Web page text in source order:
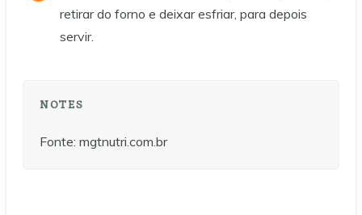
retirar do forno e deixar esfriar, para depois
servir.
NOTES
Fonte: mgtnutri.com.br